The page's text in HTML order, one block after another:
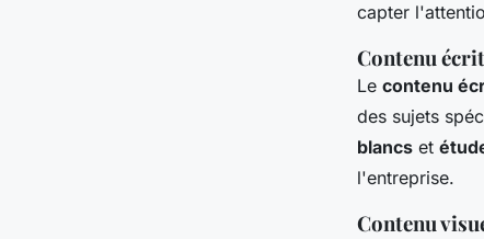
capter
Contenu écrit
Le contenu
des sujets
blancs et
l'entreprise.
Contenu